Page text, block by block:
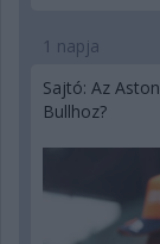
1 napja
Sajtó: Az
Bullhoz?